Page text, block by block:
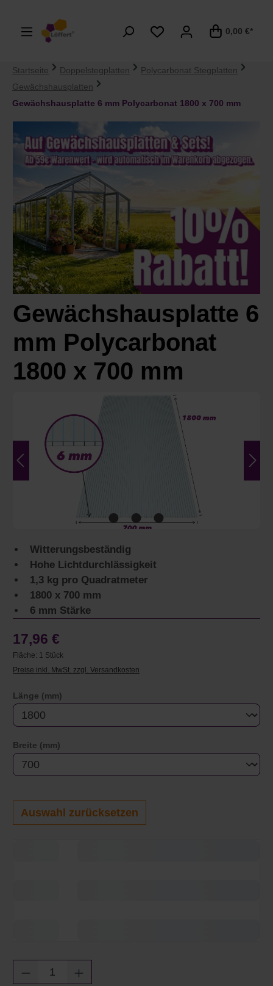
0,00 €*
Startseite Doppelstegplatten
Polycarbonat Stegplatten
Gewächshausplatten
Gewächshausplatte 6 mm Polycarbonat 1800 x 700 mm
Gewächshausplatte 6
mm Polycarbonat
1800 x 700 mm
Witterungsbeständig
Hohe Lichtdurchlässigkeit
1,3 kg pro Quadratmeter
1800 x 700 mm
6 mm Stärke
17,96 €
Fläche: 1 Stück
Preise inkl. MwSt. zzgl. Versandkosten
Länge (mm)
Breite (mm)
Auswahl zurücksetzen
Produkt Anzahl: Gib den gewünschten